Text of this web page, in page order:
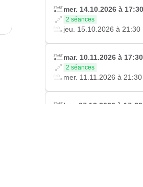
mer. 14.10.2026 à 17:30
2 séances
jeu. 15.10.2026 à 21:30
mar. 10.11.2026 à 17:30
2 séances
mer. 11.11.2026 à 21:30
lun. 07.12.2026 à 17:30